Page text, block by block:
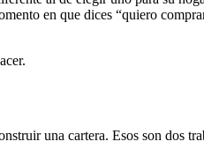
en que dices “quiero
una cartera. Esos son dos